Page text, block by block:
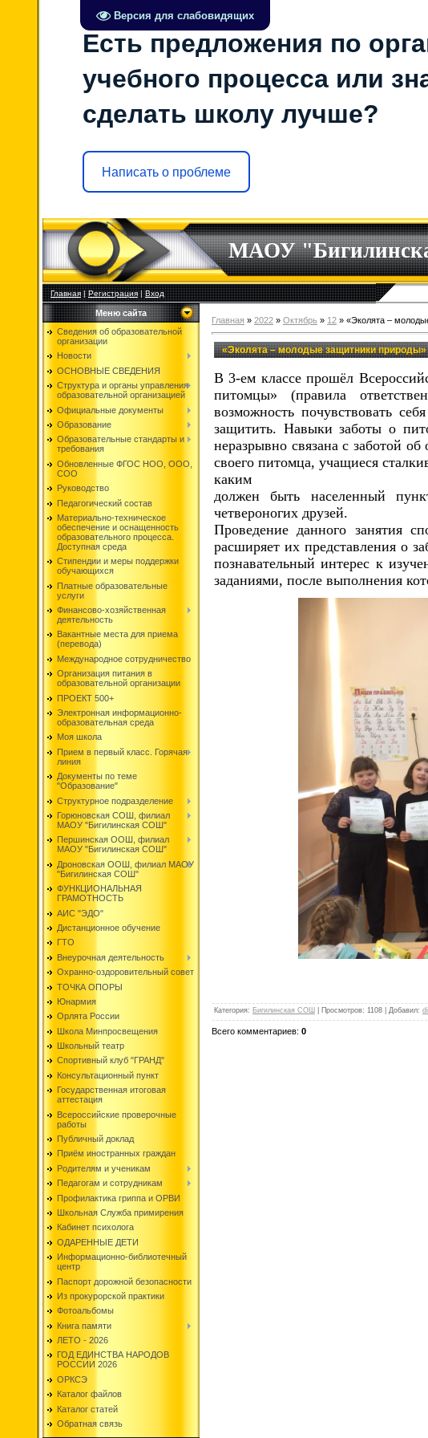
Версия для слабовидящих
Есть предложения по
учебного процесса или
сделать школу лучше?
Написать о проблеме
МАОУ
Главная|Регистрация|Вход
Меню сайта
Сведения об образовательной
организации
Новости
ОСНОВНЫЕ СВЕДЕНИЯ
Структура и органы управления
образовательной организацией
Официальные документы
Образование
Образовательные стандарты и
требования
Обновленные ФГОС НОО, ООО,
СОО
Руководство
Педагогический состав
Материально-техническое
обеспечение и оснащенность
образовательного процесса.
Доступная среда
Стипендии и меры поддержки
обучающихся
Платные образовательные
услуги
Финансово-хозяйственная
деятельность
Вакантные места для приема
(перевода)
Международное сотрудничество
Организация питания в
образовательной организации
ПРОЕКТ 500+
Электронная информационно-
образовательная среда
Моя школа
Прием в первый класс. Горячая
линия
Документы по теме
"Образование"
Структурное подразделение
Горюновская СОШ, филиал
МАОУ "Бигилинская СОШ"
Першинская ООШ, филиал
МАОУ "Бигилинская СОШ"
Дроновская ООШ, филиал МАОУ
"Бигилинская СОШ"
ФУНКЦИОНАЛЬНАЯ
ГРАМОТНОСТЬ
АИС "ЭДО"
Дистанционное обучение
ГТО
Внеурочная деятельность
Охранно-оздоровительный совет
ТОЧКА ОПОРЫ
Юнармия
Орлята России
Школа Минпросвещения
Школьный театр
Спортивный клуб "ГРАНД"
Консультационный пункт
Государственная итоговая
аттестация
Всероссийские проверочные
работы
Публичный доклад
Приём иностранных граждан
Родителям и ученикам
Педагогам и сотрудникам
Профилактика гриппа и ОРВИ
Школьная Служба примирения
Кабинет психолога
ОДАРЕННЫЕ ДЕТИ
Информационно-библиотечный
центр
Паспорт дорожной безопасности
Из прокурорской практики
Фотоальбомы
Книга памяти
ЛЕТО - 2026
ГОД ЕДИНСТВА НАРОДОВ
РОССИИ 2026
ОРКСЭ
Каталог файлов
Каталог статей
Обратная связь
Главная » 2022 » Октябрь » 12 » «Эколята –
«Эколята – молодые защитники природы»
В 3-ем классе прошёл
питомцы» (правила
возможность почувствовать
защитить. Навыки заботы о
неразрывно связана с заботой
своего питомца, учащиеся
каким
должен быть населенный
четвероногих друзей.
Проведение данного занятия
расширяет их представления о
познавательный интерес к
заданиями, после выполнения
Категория: Бигилинская СОШ Просмотров: 1108 Добавил:
Всего комментариев: 0